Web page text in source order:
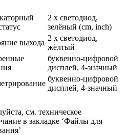
2 x светодиод,
зелёный (cm, inch)
выхода
2 x светодиод,
жёлтый
буквенно-цифровой
дисплей, 4-значный
буквенно-цифровой
дисплей, 4-значный
см. техническое
в закладке ‘Файлы для